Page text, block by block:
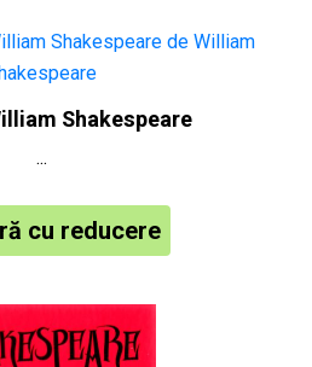
Shakespeare
...
cu reducere